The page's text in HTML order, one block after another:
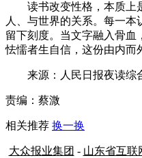
读书改变性格，本质上
人、与世界的关系。每一本
留下刻度。当文字融入骨血
怯懦者生自信，这份由内而
来源：人民日报夜读综
责编：蔡溦
相关推荐 换一换
大众报业集团 - 山东省互联